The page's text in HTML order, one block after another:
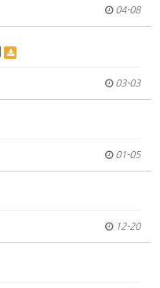
04-08
03-03
01-05
12-20